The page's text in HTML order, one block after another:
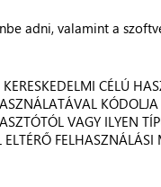
adni, valamint a
CÉLÚ
VAGY ILYEN